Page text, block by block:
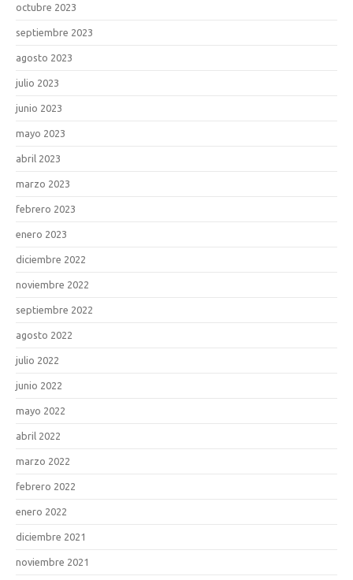
octubre 2023
septiembre 2023
agosto 2023
julio 2023
junio 2023
mayo 2023
abril 2023
marzo 2023
febrero 2023
enero 2023
diciembre 2022
noviembre 2022
septiembre 2022
agosto 2022
julio 2022
junio 2022
mayo 2022
abril 2022
marzo 2022
febrero 2022
enero 2022
diciembre 2021
noviembre 2021